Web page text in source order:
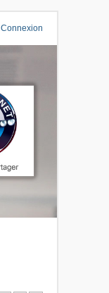
Connexion